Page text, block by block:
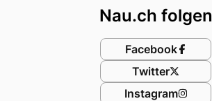
Nau.ch folgen
Facebook
Twitter
Instagram